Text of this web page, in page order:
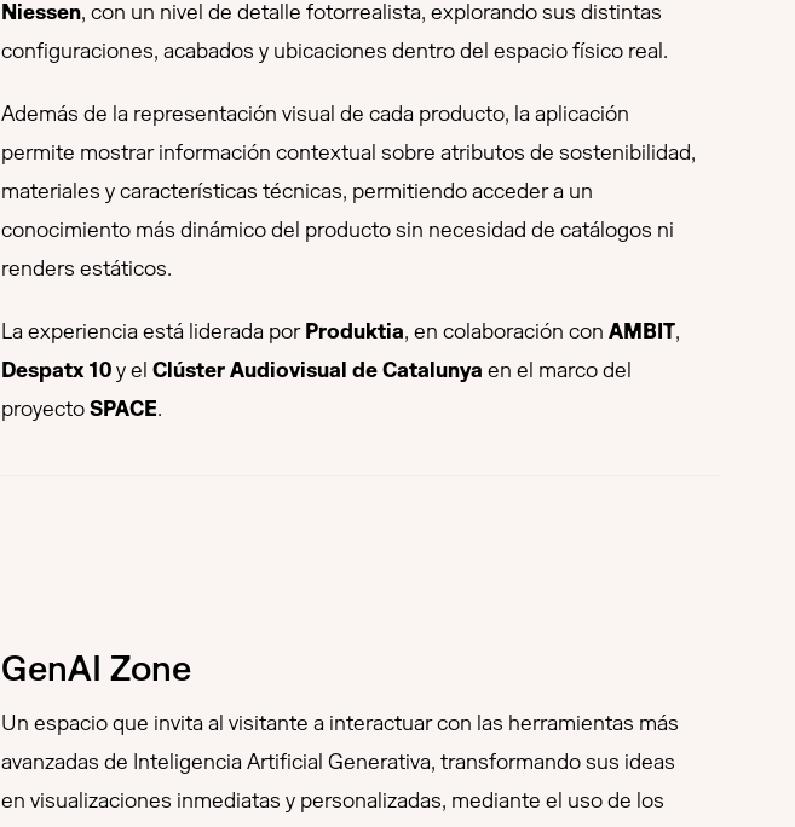
Niessen, con un nivel de detalle fotorrealista, explorando sus distintas
configuraciones, acabados y ubicaciones dentro del espacio físico real.
Además de la representación visual de cada producto, la aplicación
permite mostrar información contextual sobre atributos de sostenibilidad,
materiales y características técnicas, permitiendo acceder a un
conocimiento más dinámico del producto sin necesidad de catálogos ni
renders estáticos.
La experiencia está liderada por Produktia, en colaboración con AMBIT,
Despatx 10 y el Clúster Audiovisual de Catalunya en el marco del
proyecto SPACE.
GenAI Zone
Un espacio que invita al visitante a interactuar con las herramientas más
avanzadas de Inteligencia Artificial Generativa, transformando sus ideas
en visualizaciones inmediatas y personalizadas, mediante el uso de los